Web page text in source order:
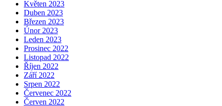
Květen 2023
Duben 2023
Březen 2023
Únor 2023
Leden 2023
Prosinec 2022
Listopad 2022
Říjen 2022
Září 2022
Srpen 2022
Červenec 2022
Červen 2022